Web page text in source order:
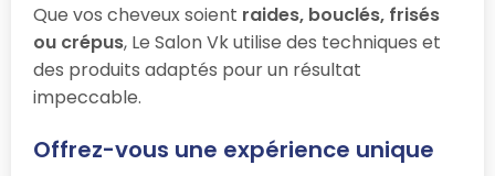
Que vos cheveux soient raides, bouclés, frisés
ou crépus, Le Salon Vk utilise des techniques et
des produits adaptés pour un résultat
impeccable.
Offrez-vous une expérience unique